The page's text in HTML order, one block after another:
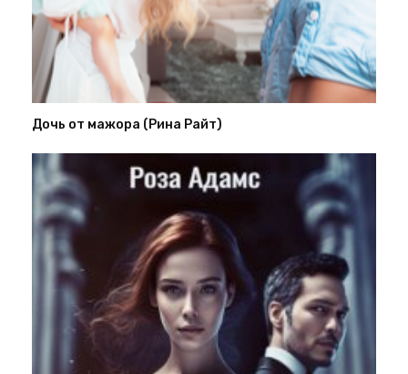
Дочь от мажора (Рина Райт)